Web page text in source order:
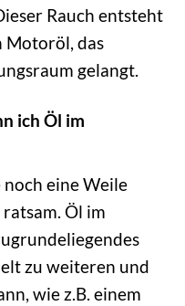
Rauch entsteht
Motoröl, das
gelangt.
ich Öl im
eine Weile
Öl im
zu weiteren und
wie z.B. einem